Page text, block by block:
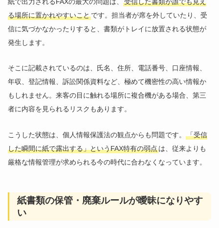
紙で出力されるFAXの最大の問題は、受信した書類が誰でも見え
る場所に置かれやすいことです。担当者が席を外していたり、受
信に気づかなかったりすると、書類がトレイに放置される状態が
発生します。
そこに記載されているのは、氏名、住所、電話番号、口座情報、
年収、登記情報、訴訟関係資料など、極めて機密性の高い情報か
もしれません。来客の目に触れる場所に複合機がある場合、第三
者に内容を見られるリスクもあります。
こうした状態は、個人情報保護法の観点からも問題です。「受信
した瞬間に紙で露出する」というFAX特有の弱点は、従来よりも
厳格な情報管理が求められる今の時代に合わなくなっています。
紙書類の保管・廃棄ルールが曖昧になりやす
い